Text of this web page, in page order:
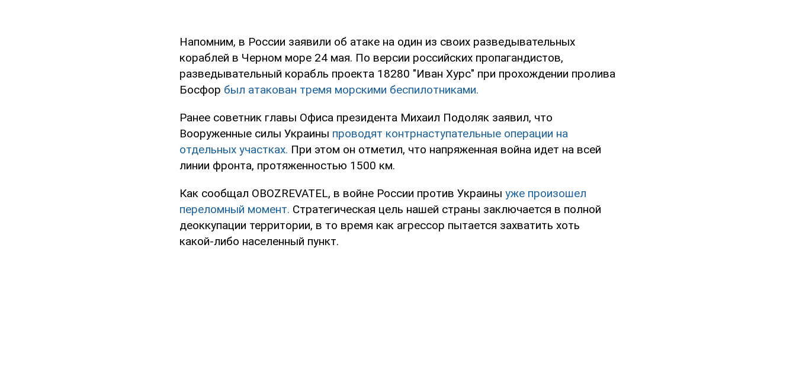
Напомним, в России заявили об атаке на один из своих разведывательных
кораблей в Черном море 24 мая. По версии российских пропагандистов,
разведывательный корабль проекта 18280 "Иван Хурс" при прохождении пролива
Босфор был атакован тремя морскими беспилотниками.
Ранее советник главы Офиса президента Михаил Подоляк заявил, что
Вооруженные силы Украины проводят контрнаступательные операции на
отдельных участках. При этом он отметил, что напряженная война идет на всей
линии фронта, протяженностью 1500 км.
Как сообщал OBOZREVATEL, в войне России против Украины уже произошел
переломный момент. Стратегическая цель нашей страны заключается в полной
деоккупации территории, в то время как агрессор пытается захватить хоть
какой-либо населенный пункт.